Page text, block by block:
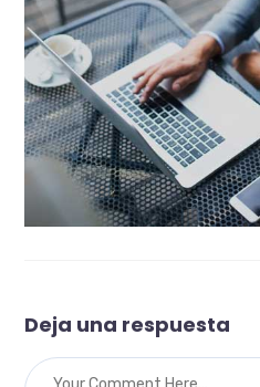
Deja una respuesta